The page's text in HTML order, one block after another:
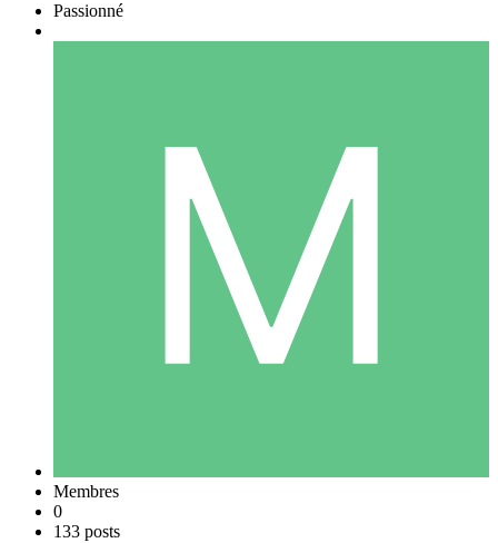
Passionné
Membres
0
133 posts